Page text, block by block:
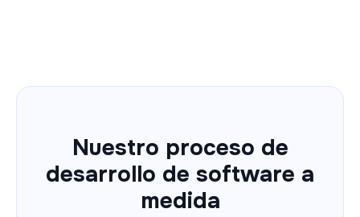
Nuestro proceso de
desarrollo de software a
medida